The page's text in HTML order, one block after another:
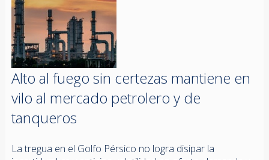
Alto al fuego sin certezas mantiene en
vilo al mercado petrolero y de
tanqueros
La tregua en el Golfo Pérsico no logra disipar la